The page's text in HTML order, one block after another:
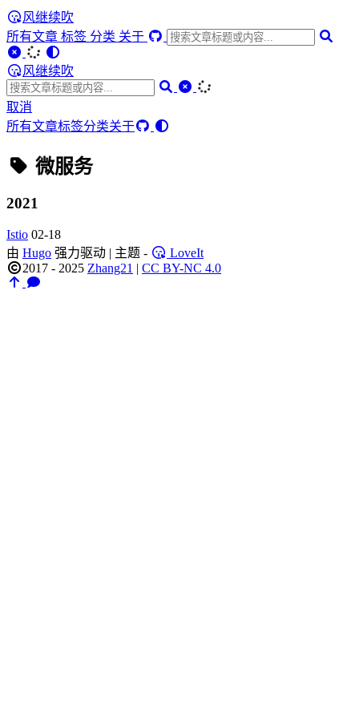
风继续吹
所有文章 标签 分类 关于
风继续吹
取消
所有文章标签分类关于
微服务
2021
Istio 02-18
由 Hugo 强力驱动 | 主题 -
LoveIt
2017 - 2025 Zhang21 | CC BY-NC 4.0